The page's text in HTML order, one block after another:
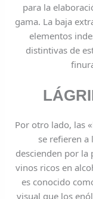
para la
gama. La baja
elementos
distintivas de
Por otro lado, las
se refieren a
descienden por la
vinos ricos en
es conocido
visual que los